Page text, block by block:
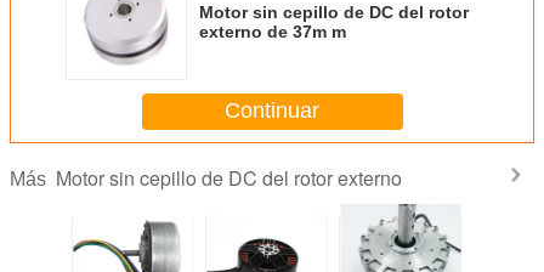
Motor sin cepillo de DC del rotor
externo de 37m m
Continuar
Más Motor sin cepillo de DC del rotor externo